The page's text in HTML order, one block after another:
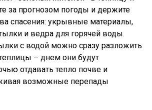
за прогнозом погоды и держите
спасения: укрывные материалы,
и ведра для горячей воды.
с водой можно сразу разложить
– днем они будут
отдавать тепло почве и
возможные перепады